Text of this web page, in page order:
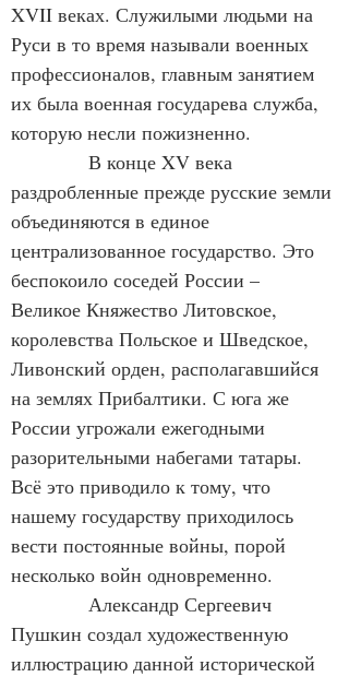
XVII веках. Служилыми людьми на
Руси в то время называли военных
профессионалов, главным занятием
их была военная государева служба,
которую несли пожизненно.
В конце XV века
раздробленные прежде русские земли
объединяются в единое
централизованное государство. Это
беспокоило соседей России –
Великое Княжество Литовское,
королевства Польское и Шведское,
Ливонский орден, располагавшийся
на землях Прибалтики. С юга же
России угрожали ежегодными
разорительными набегами татары.
Всё это приводило к тому, что
нашему государству приходилось
вести постоянные войны, порой
несколько войн одновременно.
Александр Сергеевич
Пушкин создал художественную
иллюстрацию данной исторической